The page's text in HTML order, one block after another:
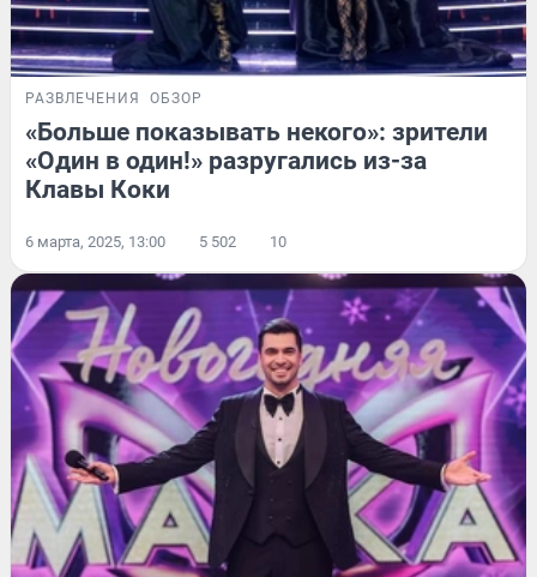
РАЗВЛЕЧЕНИЯ ОБЗОР
«Больше показывать некого»: зрители
«Один в один!» разругались из-за
Клавы Коки
6 марта, 2025, 13:00 5 502 10